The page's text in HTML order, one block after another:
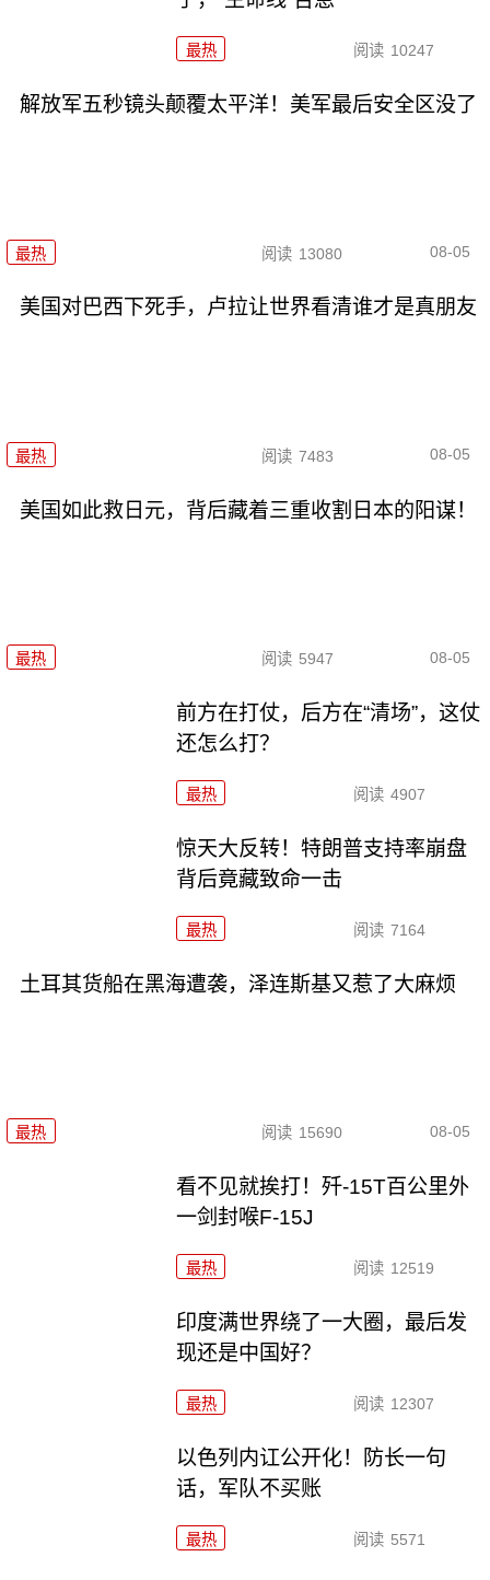
最热 阅读 10247
解放军五秒镜头颠覆太平洋！美军最后安全区没了
最热 阅读 13080 08-05
美国对巴西下死手，卢拉让世界看清谁才是真朋友
最热 阅读 7483 08-05
美国如此救日元，背后藏着三重收割日本的阳谋！
最热 阅读 5947 08-05
前方在打仗，后方在“清场”，这仗
还怎么打？
最热 阅读 4907
惊天大反转！特朗普支持率崩盘
背后竟藏致命一击
最热 阅读 7164
土耳其货船在黑海遭袭，泽连斯基又惹了大麻烦
最热 阅读 15690 08-05
看不见就挨打！歼-15T百公里外
一剑封喉F-15J
最热 阅读 12519
印度满世界绕了一大圈，最后发
现还是中国好？
最热 阅读 12307
以色列内讧公开化！防长一句
话，军队不买账
最热 阅读 5571